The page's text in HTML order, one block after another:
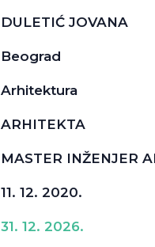
DULETIĆ JOVANA
Beograd
Arhitektura
ARHITEKTA
MASTER INŽENJER
11. 12. 2020.
31. 12. 2026.